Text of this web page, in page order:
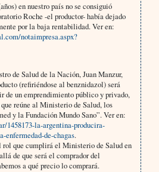
en nuestro país no se consiguió
Roche -el productor- había dejado
por la baja rentabilidad. Ver en:
notaimpresa.aspx?
de Salud de la Nación, Juan Manzur,
(refiriéndose al benznidazol) será
de un emprendimiento público y privado,
reúne al Ministerio de Salud, los
y la Fundación Mundo Sano”. Ver en:
1458173-la-argentina-producira-
enfermedad-de-chagas.
rol que cumplirá el Ministerio de Salud en
de que será el comprador del
a qué precio lo comprará.